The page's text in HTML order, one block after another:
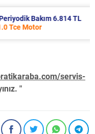
6.814 TL
servis-
"